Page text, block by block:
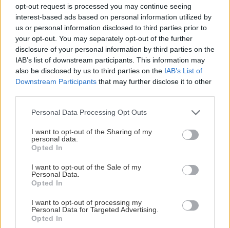
opt-out request is processed you may continue seeing
interest-based ads based on personal information utilized by
us or personal information disclosed to third parties prior to
your opt-out. You may separately opt-out of the further
disclosure of your personal information by third parties on the
IAB’s list of downstream participants. This information may
also be disclosed by us to third parties on the IAB’s List of
Downstream Participants that may further disclose it to other
Personal Data Processing Opt Outs
I want to opt-out of the Sharing of my
personal data.
Opted In
I want to opt-out of the Sale of my
Personal Data.
Opted In
I want to opt-out of processing my
Personal Data for Targeted Advertising.
Opted In
Štefánik Trail 2017 z druhej strany